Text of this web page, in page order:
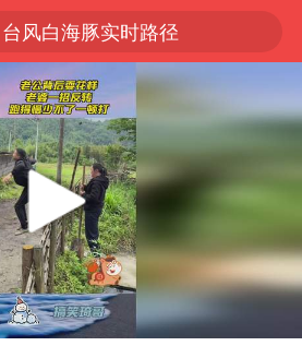
台风白海豚实时路径
秘鲁和墨西哥宣布恢复外交关系
中医教你一招提升气血
四川宜宾市高县4.9级地震致1人死亡
胜宏科技：股票交易异常波动